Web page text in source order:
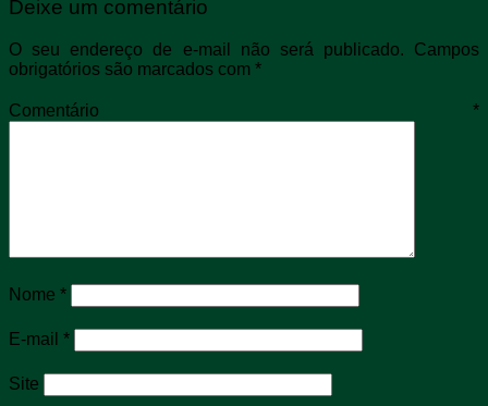
Deixe um comentário
O seu endereço de e-mail não será publicado.
Campos
obrigatórios são marcados com *
Comentário *
Nome *
E-mail *
Site